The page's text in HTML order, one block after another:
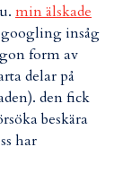
min älskade
googling insåg
form av
delar på
den fick
beskära
har